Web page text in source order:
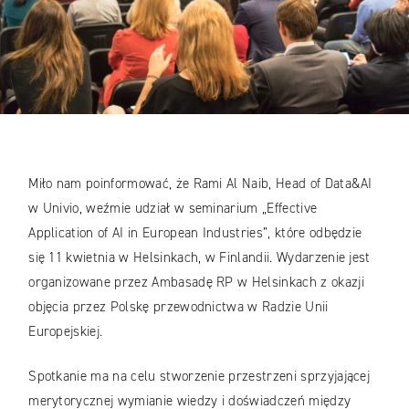
Miło nam poinformować, że Rami Al Naib, Head of Data&AI
w Univio, weźmie udział w seminarium „Effective
Application of AI in European Industries”, które odbędzie
się 11 kwietnia w Helsinkach, w Finlandii. Wydarzenie jest
organizowane przez Ambasadę RP w Helsinkach z okazji
objęcia przez Polskę przewodnictwa w Radzie Unii
Europejskiej.
Spotkanie ma na celu stworzenie przestrzeni sprzyjającej
merytorycznej wymianie wiedzy i doświadczeń między